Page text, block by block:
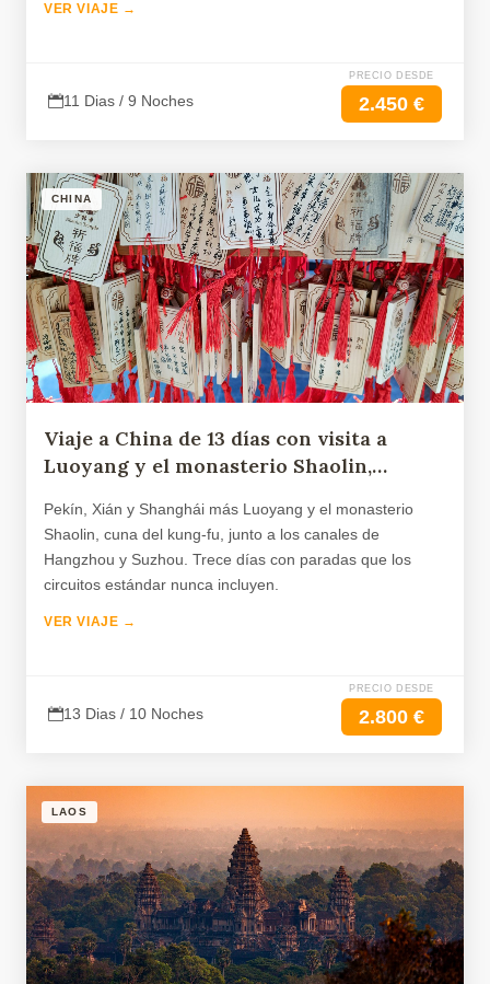
VER VIAJE →
11 Dias / 9 Noches
PRECIO DESDE
2.450 €
CHINA
Viaje a China de 13 días con visita a
Luoyang y el monasterio Shaolin,
Pekín, Xián y Shanghái más Luoyang y el monasterio
Shaolin, cuna del kung-fu, junto a los canales de
Hangzhou y Suzhou. Trece días con paradas que los
circuitos estándar nunca incluyen.
VER VIAJE →
13 Dias / 10 Noches
PRECIO DESDE
2.800 €
LAOS